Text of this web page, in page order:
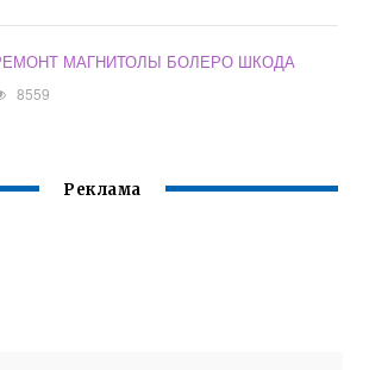
МАГНИТОЛЫ БОЛЕРО ШКОДА
8559
Реклама